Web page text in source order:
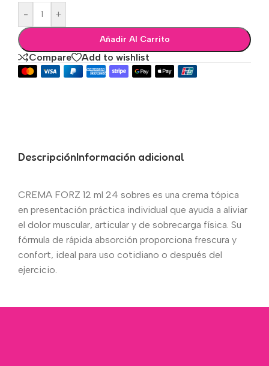
- +
Añadir Al Carrito
Compare Add to wishlist
DescripciónInformación adicional
CREMA FORZ 12 ml 24 sobres es una crema tópica
en presentación práctica individual que ayuda a aliviar
el dolor muscular, articular y de sobrecarga física. Su
fórmula de rápida absorción proporciona frescura y
confort, ideal para uso cotidiano o después del
ejercicio.